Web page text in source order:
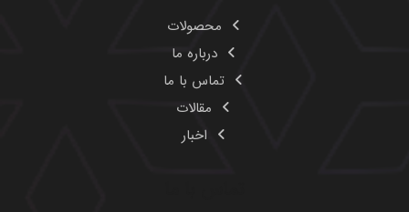
محصولات
درباره ما
تماس با ما
مقالات
اخبار